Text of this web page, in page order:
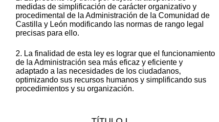
medidas de simplificación de carácter organizativo y
procedimental de la Administración de la Comunidad de
Castilla y León modificando las normas de rango legal
precisas para ello.
2. La finalidad de esta ley es lograr que el funcionamiento
de la Administración sea más eficaz y eficiente y
adaptado a las necesidades de los ciudadanos,
optimizando sus recursos humanos y simplificando sus
procedimientos y su organización.